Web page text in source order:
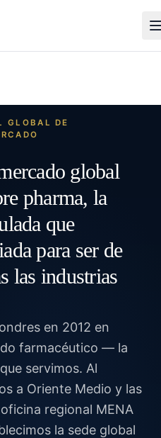
GLOBAL DE
global
pharma, la
que
para ser de
las industrias
en 2012 en
farmacéutico — la
servimos. Al
a Oriente Medio y las
regional MENA
la sede global